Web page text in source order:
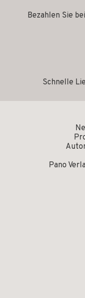
Bezahlen Sie
Schnelle
Pano